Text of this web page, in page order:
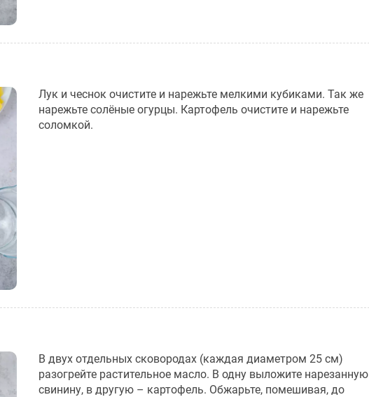
Лук и чеснок очистите и нарежьте мелкими кубиками. Так же
нарежьте солёные огурцы. Картофель очистите и нарежьте
соломкой.
В двух отдельных сковородах (каждая диаметром 25 см)
разогрейте растительное масло. В одну выложите нарезанную
свинину, в другую – картофель. Обжарьте, помешивая, до